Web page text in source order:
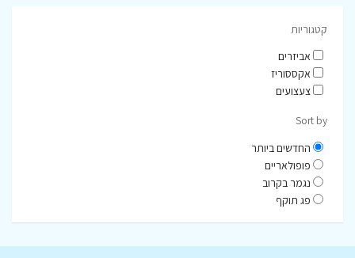
קטגוריות
אביזרים
אקססוריז
צעצועים
Sort by
החדשים ביותר
פופולאריים
נגמר בקרוב
פג תוקף